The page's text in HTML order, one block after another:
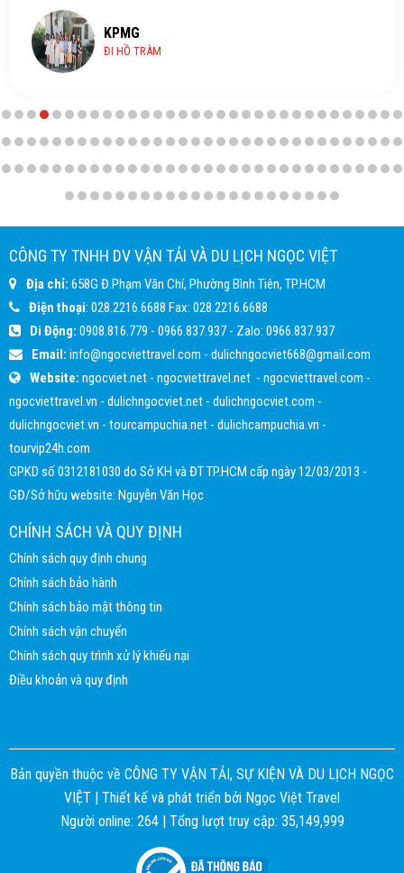
KPMG
ĐI HỒ TRÀM
CÔNG TY TNHH DV VẬN TẢI VÀ DU LỊCH NGỌC VIỆT
Địa chỉ: 658G Đ.Phạm Văn Chí, Phường Bình Tiên, TP.HCM
Điện thoại: 028.2216.6688 Fax: 028.2216.6688
Di Động: 0908.816.779 - 0966.837.937 - Zalo: 0966.837.937
Email: info@ngocviettravel.com - dulichngocviet668@gmail.com
Website: ngocviet.net - ngocviettravel.net - ngocviettravel.com -
ngocviettravel.vn - dulichngocviet.net - dulichngocviet.com -
dulichngocviet.vn - tourcampuchia.net - dulichcampuchia.vn -
tourvip24h.com
GPKD số 0312181030 do Sở KH và ĐT TP.HCM cấp ngày 12/03/2013 -
GĐ/Sở hữu website: Nguyễn Văn Học
CHÍNH SÁCH VÀ QUY ĐỊNH
Chính sách quy định chung
Chính sách bảo hành
Chính sách bảo mật thông tin
Chính sách vận chuyển
Chính sách quy trình xử lý khiếu nại
Điều khoản và quy định
Bản quyền thuộc về CÔNG TY VẬN TẢI, SỰ KIỆN VÀ DU LỊCH NGỌC
VIỆT | Thiết kế và phát triển bởi Ngọc Việt Travel
Người online: 264 | Tổng lượt truy cập: 35,149,999